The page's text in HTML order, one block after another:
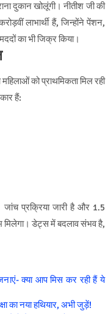
दुकान खोलूंगी। नीतीश जी की
लाभार्थी हैं, जिन्होंने पेंशन,
का भी जिक्र किया।
महिलाओं को प्राथमिकता मिल रही
हैं:
प्रक्रिया जारी है और 1.5
मिलेगा। डेट्स में बदलाव संभव है,
क्या आप मिस कर रही हैं ये
का नया हथियार, अभी जुड़ें!